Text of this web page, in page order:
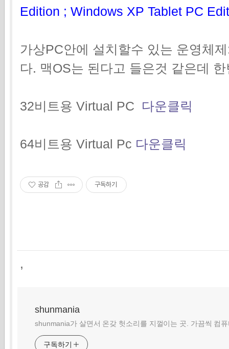
Edition ; Windows XP Tablet PC
가상PC안에 설치할수 있는 운영체
다. 맥OS는 된다고 들은것 같은데
32비트용 Virtual PC 다운클릭
64비트용 Virtual Pc 다운클릭
공감 구독하기
,
shunmania
shunmania가 살면서 온갖 헛소리를 지껄이는 곳. 가끔씩 컴
구독하기